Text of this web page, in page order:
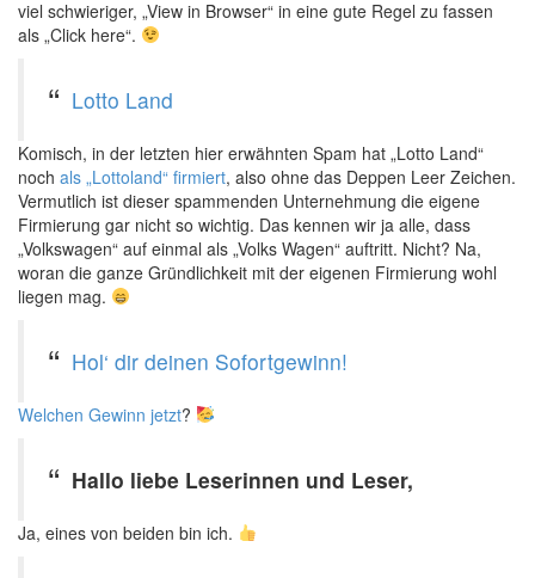
viel schwieriger, „View in Browser“ in eine gute Regel zu fassen
als „Click here“.
Lotto Land
Komisch, in der letzten hier erwähnten Spam hat „Lotto Land“
noch als „Lottoland“ firmiert, also ohne das Deppen Leer Zeichen.
Vermutlich ist dieser spammenden Unternehmung die eigene
Firmierung gar nicht so wichtig. Das kennen wir ja alle, dass
„Volkswagen“ auf einmal als „Volks Wagen“ auftritt. Nicht? Na,
woran die ganze Gründlichkeit mit der eigenen Firmierung wohl
liegen mag.
Hol‘ dir deinen Sofortgewinn!
Welchen Gewinn jetzt?
Hallo liebe Leserinnen und Leser,
Ja, eines von beiden bin ich.